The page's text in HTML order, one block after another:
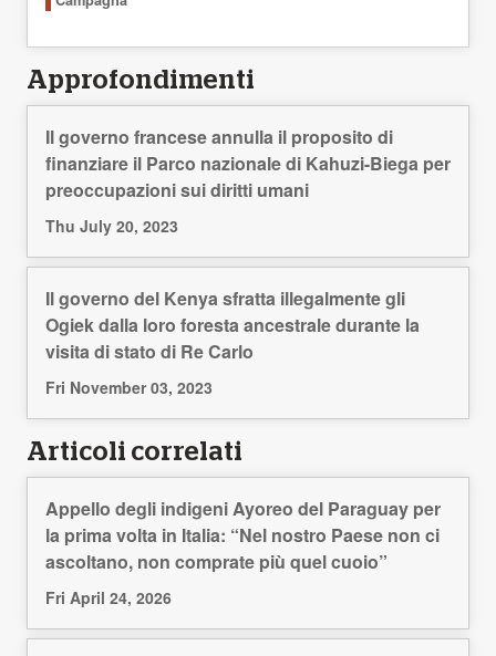
Approfondimenti
Il governo francese annulla il proposito di
finanziare il Parco nazionale di Kahuzi-Biega per
preoccupazioni sui diritti umani
Thu July 20, 2023
Il governo del Kenya sfratta illegalmente gli
Ogiek dalla loro foresta ancestrale durante la
visita di stato di Re Carlo
Fri November 03, 2023
Articoli correlati
Appello degli indigeni Ayoreo del Paraguay per
la prima volta in Italia: “Nel nostro Paese non ci
ascoltano, non comprate più quel cuoio”
Fri April 24, 2026